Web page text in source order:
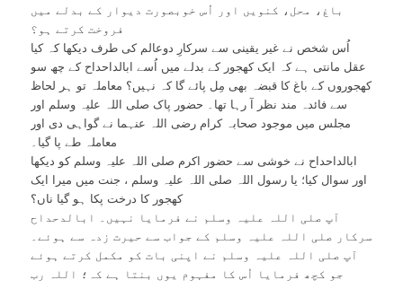
باغ، محل، کنویں اور اُس خوبصورت دیوار کے بدلے میں
فروخت کرتے ہو؟
اُس شخص نے غیر یقینی سے سرکارِ دوعالم کی طرف دیکھا کہ کیا
عقل مانتی ہے کہ ایک کھجور کے بدلے میں اُسے ابالداحداح کے چھ سو
کھجوروں کے باغ کا قبضہ بھی مِل پائے گا کہ نہیں؟ معاملہ تو ہر لحاظ
سے فائدہ مند نظر آ رہا تھا۔ حضور پاک صلی اللہ علیہ وسلم اور
مجلس میں موجود صحابہ کرام رضی اللہ عنہما نے گواہی دی اور
معاملہ طے پا گیا۔
ابالداحداح نے خوشی سے حضور اکرم صلی اللہ علیہ وسلم کو دیکھا
اور سوال کیا؛ یا رسول اللہ صلی اللہ علیہ وسلم ، جنت میں میرا ایک
کھجور کا درخت پکا ہو گیا ناں؟
آپ صلی اللہ علیہ وسلم نے فرمایا نہیں۔ ابالدحداح
سرکار صلی اللہ علیہ وسلم کے جواب سے حیرت زدہ سے ہوئے۔
آپ صلی اللہ علیہ وسلم نے اپنی بات کو مکمل کرتے ہوئے
جو کچھ فرمایا اُس کا مفہوم یوں بنتا ہے کہ؛ اللہ رب